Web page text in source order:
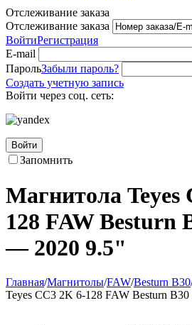
Отслеживание заказа
Отслеживание заказа
ВойтиРегистрация
E-mail
ПарольЗабыли пароль?
Создать учетную запись
Войти через соц. сеть:
Войти
Запомнить
Магнитола Teyes
128 FAW Besturn
— 2020 9.5"
Главная/Магнитолы/FAW/Besturn B30
Teyes CC3 2K 6-128 FAW Besturn